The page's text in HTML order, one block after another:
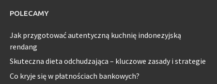
POLECAMY
Jak przygotować autentyczną kuchnię indonezyjską
rendang
Skuteczna dieta odchudzająca – kluczowe zasady i strategie
Co kryje się w płatnościach bankowych?